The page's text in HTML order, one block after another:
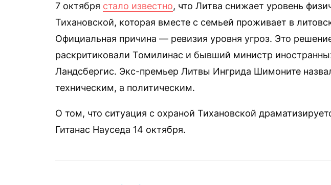
7 октября стало известно, что Литва снижает уровень
Тихановской, которая вместе с семьей проживает в
Официальная причина — ревизия уровня угроз. Это
раскритиковали Томилинас и бывший министр
Ландсбергис. Экс-премьер Литвы Ингрида Шимоните
техническим, а политическим.
О том, что ситуация с охраной Тихановской
Гитанас Науседа 14 октября.